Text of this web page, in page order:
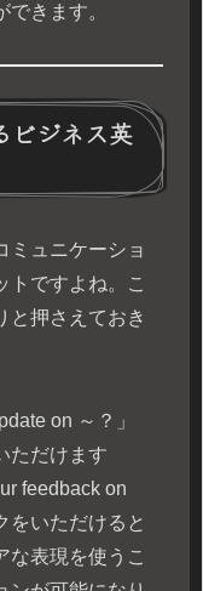
きます。
ビジネス英
ミュニケーショ
トですよね。こ
と押さえておき
on ～？」
ただけます
feedback on
をいただけると
な表現を使うこ